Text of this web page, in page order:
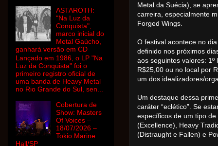
Metal da Suécia), se
carreira, especialmente
Forged Wings.
O festival acontece no
definido nos próximos
aos seguintes valores: 1º
R$25,00 ou no local por
um dos idealizadores/
Um destaque dessa
caráter “eclético”. Se
específicos de um tipo
(Excellence), Heavy
(Distraught e Fallen) e
ASTAROTH:
"Na Luz da
Conquista",
marco inicial do
Metal Gaúcho,
ganhará versão em CD
Lançado em 1986, o LP "Na
Luz da Conquista" foi o
primeiro registro oficial de
uma banda de Heavy Metal
no Rio Grande do Sul, sen...
Cobertura de
Show: Masters
Of Voices –
18/07/2026 –
Tokio Marine
Hall/SP